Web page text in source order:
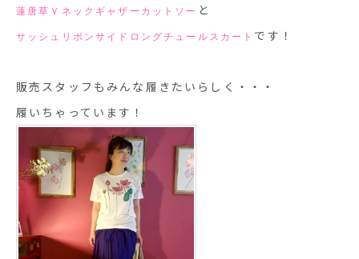
蓮唐草Ｖネックギャザーカットソー と
サッシュリボンサイドロングチュールスカート です！
販売スタッフもみんな履きたいらしく・・・
履いちゃっています！